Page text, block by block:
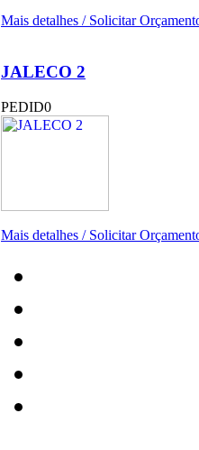
Mais detalhes / Solicitar
JALECO 2
PEDID0
Mais detalhes / Solicitar